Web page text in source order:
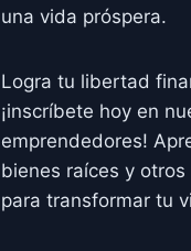
una vida próspera.
Logra tu libertad
¡inscríbete hoy en
emprendedores!
bienes raíces y
para transformar tu